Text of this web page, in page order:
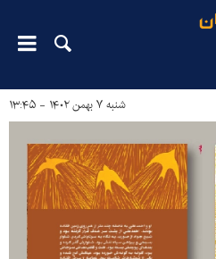
شنبه ۷ بهمن ۱۴۰۲ - ۱۳:۴۵